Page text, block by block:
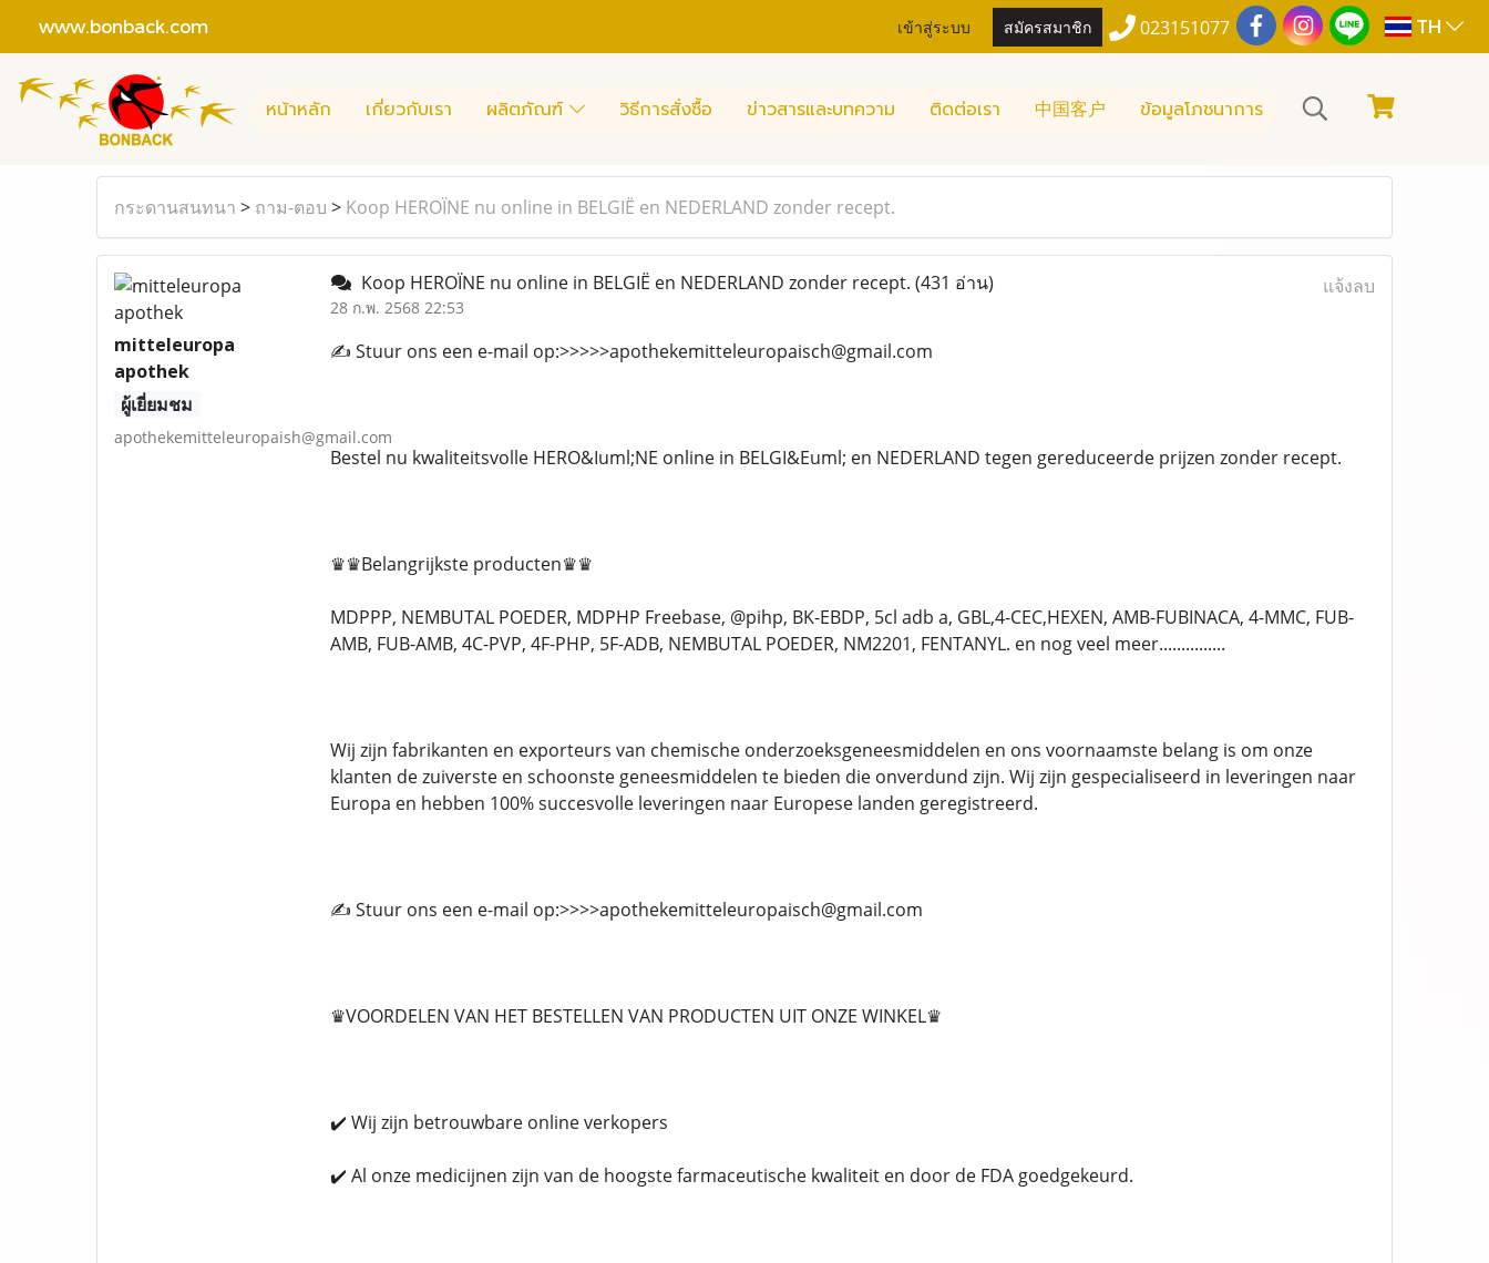
www.bonback.com เข้าสู่ระบบ สมัครสมาชิก 023151077 TH
หน้าหลัก เกี่ยวกับเรา ผลิตภัณฑ์ วิธีการสั่งซื้อ ข่าวสารและบทความ ติดต่อเรา 中国客户 ข้อมูลโภชนาการ
กระดานสนทนา > ถาม-ตอบ > Koop HEROÏNE nu online in BELGIË en NEDERLAND zonder recept.
mitteleuropa
apothek
ผู้เยี่ยมชม
apothekemitteleuropaish@gmail.com
Koop HEROÏNE nu online in BELGIË en NEDERLAND zonder recept. (431 อ่าน)
28 ก.พ. 2568 22:53
แจ้งลบ
✍️ Stuur ons een e-mail op:>>>>>apothekemitteleuropaisch@gmail.com
Bestel nu kwaliteitsvolle HERO&Iuml;NE online in BELGI&Euml; en NEDERLAND tegen gereduceerde prijzen zonder recept.
♛♛Belangrijkste producten♛♛
MDPPP, NEMBUTAL POEDER, MDPHP Freebase, @pihp, BK-EBDP, 5cl adb a, GBL,4-CEC,HEXEN, AMB-FUBINACA, 4-MMC, FUB-
AMB, FUB-AMB, 4C-PVP, 4F-PHP, 5F-ADB, NEMBUTAL POEDER, NM2201, FENTANYL. en nog veel meer...............
Wij zijn fabrikanten en exporteurs van chemische onderzoeksgeneesmiddelen en ons voornaamste belang is om onze
klanten de zuiverste en schoonste geneesmiddelen te bieden die onverdund zijn. Wij zijn gespecialiseerd in leveringen naar
Europa en hebben 100% succesvolle leveringen naar Europese landen geregistreerd.
✍️ Stuur ons een e-mail op:>>>>apothekemitteleuropaisch@gmail.com
♛VOORDELEN VAN HET BESTELLEN VAN PRODUCTEN UIT ONZE WINKEL♛
✔️ Wij zijn betrouwbare online verkopers
✔️ Al onze medicijnen zijn van de hoogste farmaceutische kwaliteit en door de FDA goedgekeurd.